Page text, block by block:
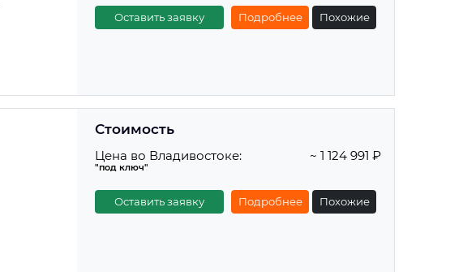
Оставить заявку Подробнее Похожие
Стоимость
Цена во Владивостоке:
"под ключ"
~ 1 124 991 ₽
Оставить заявку Подробнее Похожие